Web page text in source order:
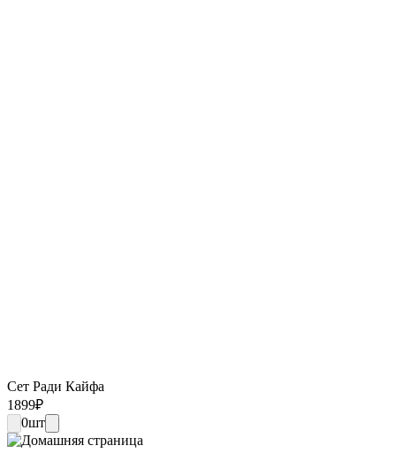
Сет Ради Кайфа
1899₽
0шт